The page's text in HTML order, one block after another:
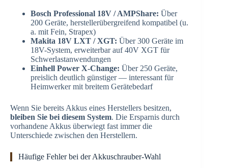
Bosch Professional 18V / AMPShare: Über
200 Geräte, herstellerübergreifend kompatibel (u.
a. mit Fein, Strapex)
Makita 18V LXT / XGT: Über 300 Geräte im
18V-System, erweiterbar auf 40V XGT für
Schwerlastanwendungen
Einhell Power X-Change: Über 250 Geräte,
preislich deutlich günstiger — interessant für
Heimwerker mit breitem Gerätebedarf
Wenn Sie bereits Akkus eines Herstellers besitzen,
bleiben Sie bei diesem System. Die Ersparnis durch
vorhandene Akkus überwiegt fast immer die
Unterschiede zwischen den Herstellern.
Häufige Fehler bei der Akkuschrauber-Wahl